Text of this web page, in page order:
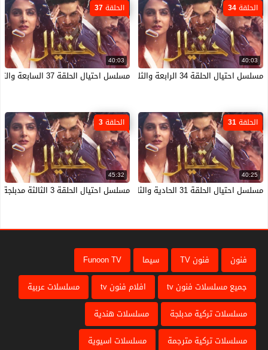
40:03
الحلقة 34
مسلسل احتيال الحلقة 34 الرابعة والثلاثون مدبلجة HD
40:03
الحلقة 37
مسلسل احتيال الحلقة 37 السابعة والثلاثون مدبلجة HD
40:25
الحلقة 31
مسلسل احتيال الحلقة 31 الحادية والثلاثون مدبلجة HD
45:32
الحلقة 3
مسلسل احتيال الحلقة 3 الثالثة مدبلجة HD
فنون فنون TV سيما
Funoon TV
جميع مسلسلات فنون tv
افلام فنون tv
مسلسلات عربية
مسلسلات تركية مدبلجة
مسلسلات هندية
مسلسلات تركية مترجمة
مسلسلات اسيوية